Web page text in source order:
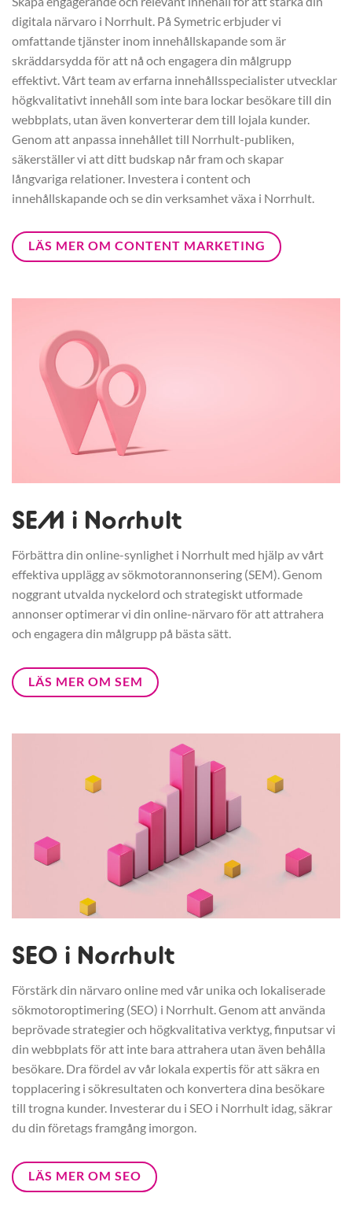
digitala närvaro i Norrhult. På Symetric erbjuder vi
omfattande tjänster inom innehållskapande som är
skräddarsydda för att nå och engagera din målgrupp
effektivt. Vårt team av erfarna innehållsspecialister utvecklar
högkvalitativt innehåll som inte bara lockar besökare till din
webbplats, utan även konverterar dem till lojala kunder.
Genom att anpassa innehållet till Norrhult-publiken,
säkerställer vi att ditt budskap når fram och skapar
långvariga relationer. Investera i content och
innehållskapande och se din verksamhet växa i Norrhult.
LÄS MER OM CONTENT MARKETING
SEM i Norrhult
Förbättra din online-synlighet i Norrhult med hjälp av vårt
effektiva upplägg av sökmotorannonsering (SEM). Genom
noggrant utvalda nyckelord och strategiskt utformade
annonser optimerar vi din online-närvaro för att attrahera
och engagera din målgrupp på bästa sätt.
LÄS MER OM SEM
SEO i Norrhult
Förstärk din närvaro online med vår unika och lokaliserade
sökmotoroptimering (SEO) i Norrhult. Genom att använda
beprövade strategier och högkvalitativa verktyg, finputsar vi
din webbplats för att inte bara attrahera utan även behålla
besökare. Dra fördel av vår lokala expertis för att säkra en
topplacering i sökresultaten och konvertera dina besökare
till trogna kunder. Investerar du i SEO i Norrhult idag, säkrar
du din företags framgång imorgon.
LÄS MER OM SEO